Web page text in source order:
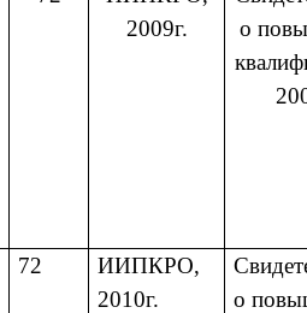
2009г.
о
72
ИИПКРО,
2010г.
о